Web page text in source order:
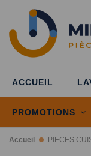
ACCUEIL
PROMOTIONS
Accueil PIECES